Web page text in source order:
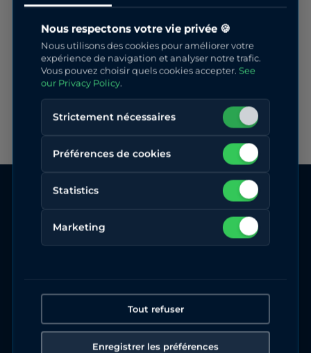
Nous respectons votre vie privée 🍪
Nous utilisons des cookies pour améliorer votre
expérience de navigation et analyser notre trafic.
Vous pouvez choisir quels cookies accepter. See
our Privacy Policy.
Strictement nécessaires
Préférences de cookies
Statistics
Marketing
Tout refuser
Enregistrer les préférences